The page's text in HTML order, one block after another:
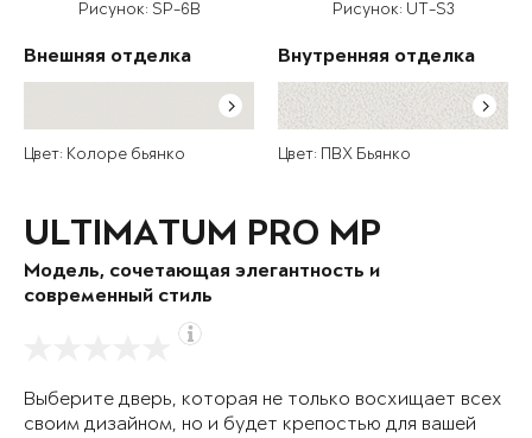
Рисунок: SP-6B
Внешняя отделка
Цвет: Колоре бьянко
Рисунок: UT-S3
Внутренняя отделка
Цвет: ПВХ Бьянко
ULTIMATUM PRO MP
Модель, сочетающая элегантность и
современный стиль
Выберите дверь, которая не только восхищает всех
своим дизайном, но и будет крепостью для вашей